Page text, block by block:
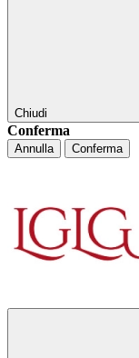
Chiudi
Conferma
Annulla Conferma